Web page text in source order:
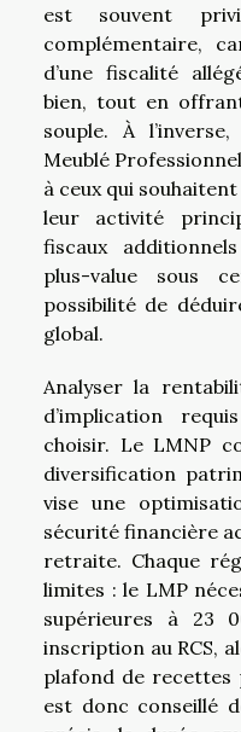
est souvent
complémentaire,
d’une fiscalité
bien, tout en
souple. À
Meublé
à ceux qui
leur activité
fiscaux
plus-value sous
possibilité de
global.
Analyser la
d’implication
choisir. Le LMNP
diversification
vise une
sécurité financière
retraite. Chaque
limites : le LMP
supérieures à 23
inscription au RCS,
plafond de
est donc conseillé